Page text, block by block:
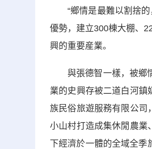
“鄉情是最難以割捨的
優勢，建立300棟大棚、
興的重要産業。
與張德智一樣，被鄉情
業的史興存被二道白河鎮
族民俗旅遊服務有限公司
小山村打造成集休閒農業
下經濟於一體的全域全